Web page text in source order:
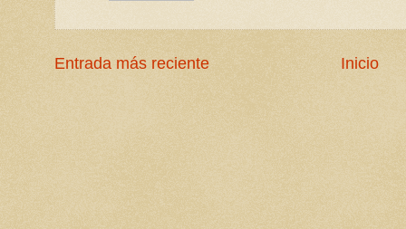
Entrada más reciente Inicio